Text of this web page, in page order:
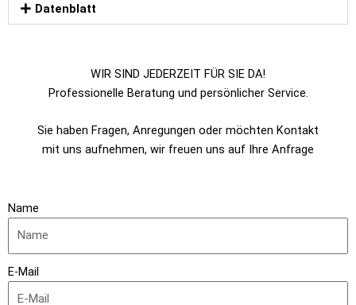
Datenblatt
WIR SIND JEDERZEIT FÜR SIE DA!
Professionelle Beratung und persönlicher Service.
Sie haben Fragen, Anregungen oder möchten Kontakt
mit uns aufnehmen, wir freuen uns auf Ihre Anfrage
Name
E-Mail